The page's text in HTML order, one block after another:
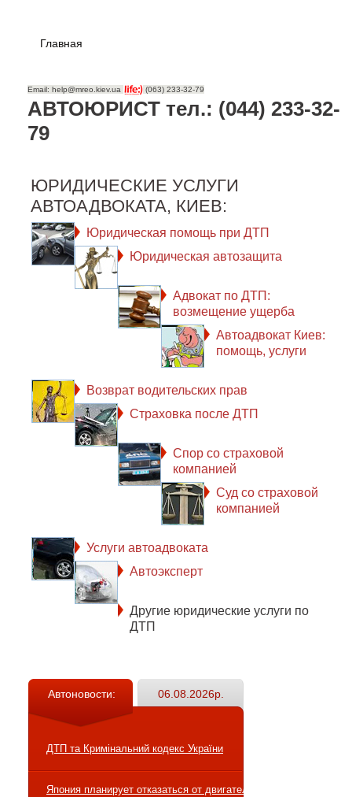
Главная
Email: help@mreo.kiev.ua (063) 233-32-79
АВТОЮРИСТ тел.: (044) 233-32-
79
ЮРИДИЧЕСКИЕ УСЛУГИ
АВТОАДВОКАТА, КИЕВ:
Юридическая помощь при ДТП
Юридическая автозащита
Адвокат по ДТП:
возмещение ущерба
Автоадвокат Киев:
помощь, услуги
Возврат водительских прав
Страховка после ДТП
Спор со страховой
компанией
Суд со страховой
компанией
Услуги автоадвоката
Автоэксперт
Другие юридические услуги по
ДТП
Автоновости: 06.08.2026р.
ДТП та Кримінальний кодекс України
Япония планирует отказаться от двигателей